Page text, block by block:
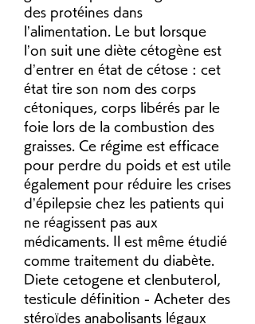
des protéines dans
l’alimentation. Le but lorsque
l’on suit une diète cétogène est
d’entrer en état de cétose : cet
état tire son nom des corps
cétoniques, corps libérés par le
foie lors de la combustion des
graisses. Ce régime est efficace
pour perdre du poids et est utile
également pour réduire les crises
d’épilepsie chez les patients qui
ne réagissent pas aux
médicaments. Il est même étudié
comme traitement du diabète.
Diete cetogene et clenbuterol,
testicule définition - Acheter des
stéroïdes anabolisants légaux